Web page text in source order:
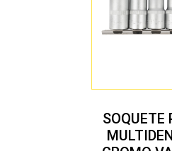
SOQUETE